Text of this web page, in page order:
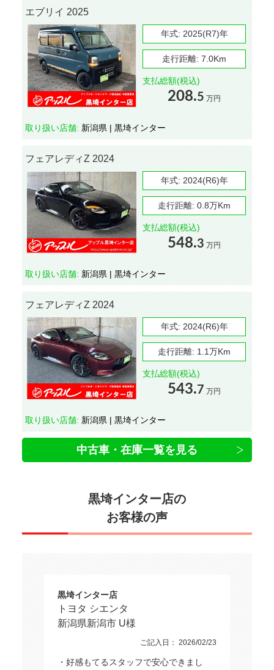
エブリイ 2025
年式: 2025(R7)年
走行距離: 7.0Km
支払総額(税込)
208.5 万円
取り扱い店舗: 新潟県 | 黒埼インター
フェアレディZ 2024
年式: 2024(R6)年
走行距離: 0.8万Km
支払総額(税込)
548.3 万円
取り扱い店舗: 新潟県 | 黒埼インター
フェアレディZ 2024
年式: 2024(R6)年
走行距離: 1.1万Km
支払総額(税込)
543.7 万円
取り扱い店舗: 新潟県 | 黒埼インター
中古車・在庫一覧を見る
黒埼インター店の
お客様の声
黒埼インター店
トヨタ シエンタ
新潟県新潟市 U様
ご記入日： 2026/02/23
・好感もてるスタッフで安心できまし